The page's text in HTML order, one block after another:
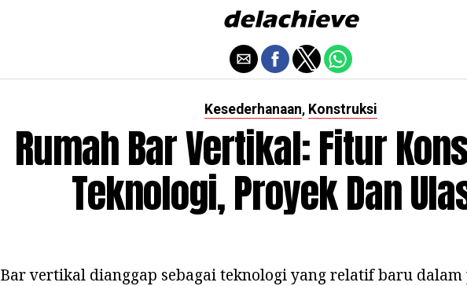
Kesederhanaan, Konstruksi
Rumah Bar Vertikal: Fitur
Teknologi, Proyek Dan
Bar vertikal dianggap sebagai teknologi yang relatif baru